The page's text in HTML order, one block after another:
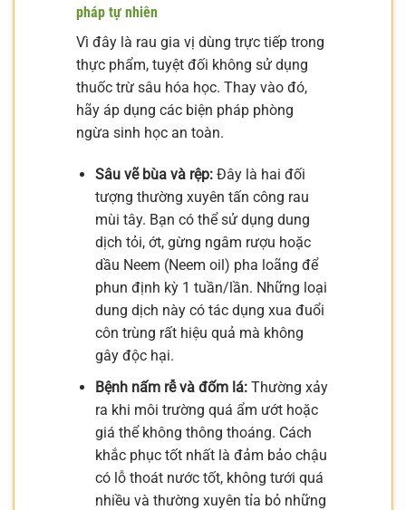
pháp tự nhiên
Vì đây là rau gia vị dùng trực tiếp trong
thực phẩm, tuyệt đối không sử dụng
thuốc trừ sâu hóa học. Thay vào đó,
hãy áp dụng các biện pháp phòng
ngừa sinh học an toàn.
Sâu vẽ bùa và rệp:Đây là hai đối
tượng thường xuyên tấn công rau
mùi tây. Bạn có thể sử dụng dung
dịch tỏi, ớt, gừng ngâm rượu hoặc
dầu Neem (Neem oil) pha loãng để
phun định kỳ 1 tuần/lần. Những loại
dung dịch này có tác dụng xua đuổi
côn trùng rất hiệu quả mà không
gây độc hại.
Bệnh nấm rễ và đốm lá:Thường xảy
ra khi môi trường quá ẩm ướt hoặc
giá thể không thông thoáng. Cách
khắc phục tốt nhất là đảm bảo chậu
có lỗ thoát nước tốt, không tưới quá
nhiều và thường xuyên tỉa bỏ những